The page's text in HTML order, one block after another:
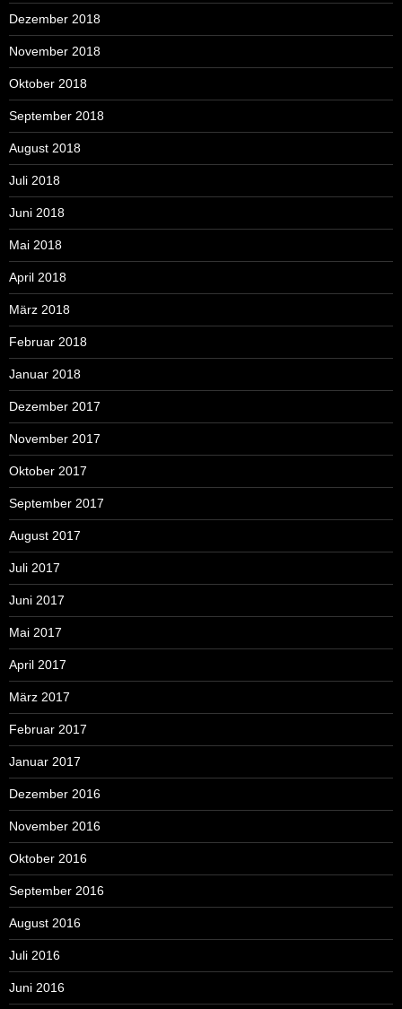
Dezember 2018
November 2018
Oktober 2018
September 2018
August 2018
Juli 2018
Juni 2018
Mai 2018
April 2018
März 2018
Februar 2018
Januar 2018
Dezember 2017
November 2017
Oktober 2017
September 2017
August 2017
Juli 2017
Juni 2017
Mai 2017
April 2017
März 2017
Februar 2017
Januar 2017
Dezember 2016
November 2016
Oktober 2016
September 2016
August 2016
Juli 2016
Juni 2016